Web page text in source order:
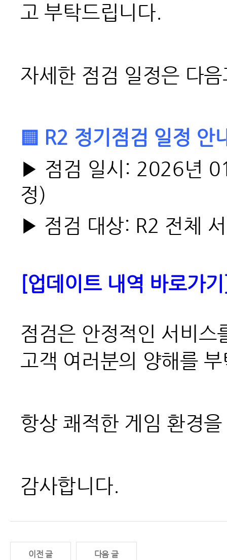
고 부탁드립니다.
자세한 점검 일정은 다
▒ R2 정기점검 일정 안
▶ 점검 일시: 2026년
정)
▶ 점검 대상: R2 전체
[업데이트 내역 바로가
점검은 안정적인 서비스
고객 여러분의 양해를
항상 쾌적한 게임 환경
감사합니다.
이전 글 다음 글